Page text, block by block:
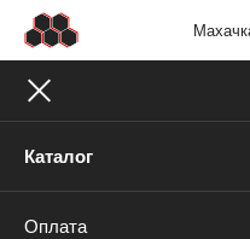
Каталог
Оплата